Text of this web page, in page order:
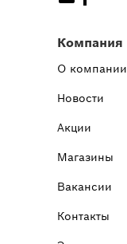
Компания
О компании
Новости
Акции
Магазины
Вакансии
Контакты